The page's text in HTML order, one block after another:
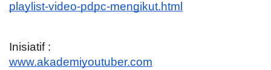
playlist-video-pdpc-mengikut.html
Inisiatif :
www.akademiyoutuber.com